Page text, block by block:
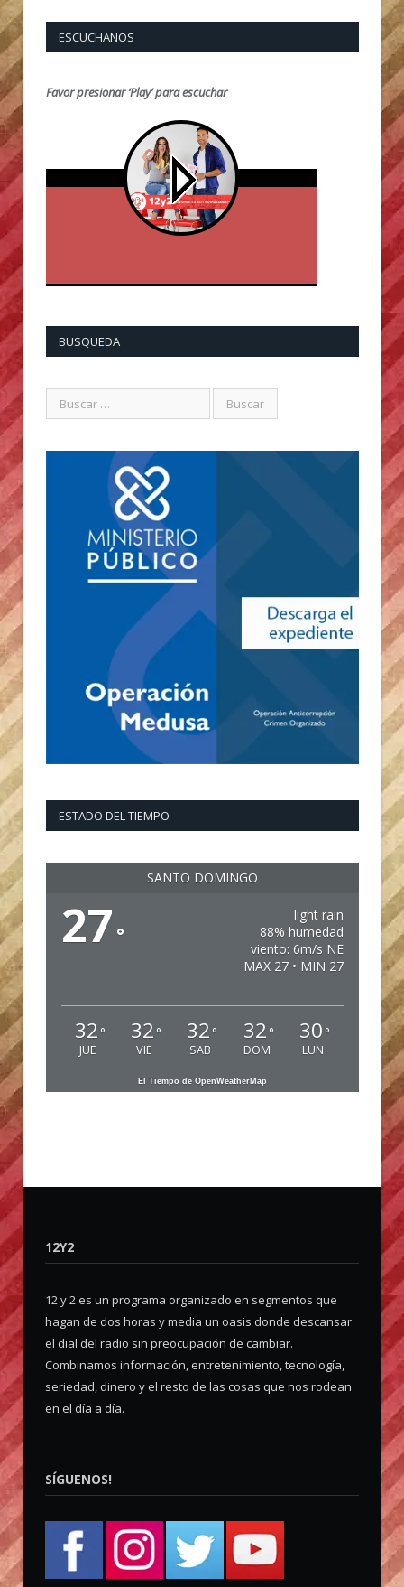
ESCUCHANOS
Favor presionar ‘Play’ para escuchar
BUSQUEDA
ESTADO DEL TIEMPO
SANTO DOMINGO
27 °
light rain
88% humedad
viento: 6m/s NE
MAX 27 • MIN 27
32 °
JUE
32 °
VIE
32 °
SAB
32 °
DOM
30 °
LUN
El Tiempo de OpenWeatherMap
12Y2
12 y 2 es un programa organizado en segmentos que
hagan de dos horas y media un oasis donde descansar
el dial del radio sin preocupación de cambiar.
Combinamos información, entretenimiento, tecnología,
seriedad, dinero y el resto de las cosas que nos rodean
en el día a día.
SÍGUENOS!